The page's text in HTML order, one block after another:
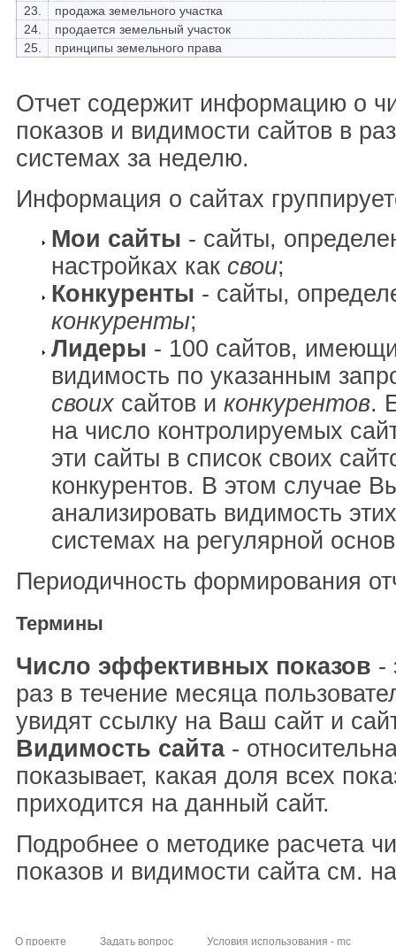
23.
продажа земельного участка
24.
продается земельный участок
25.
принципы земельного права
Отчет содержит информацию о
показов и видимости сайтов в
системах за неделю.
Информация о сайтах
Мои сайты - сайты,
настройках как свои;
Конкуренты - сайты,
конкуренты;
Лидеры - 100 сайтов,
видимость по указанным
своих сайтов и конкурентов.
на число контролируемых
эти сайты в список своих
конкурентов. В этом случае
анализировать видимость
системах на регулярной
Периодичность формирования
Термины
Число эффективных показов -
раз в течение месяца
увидят ссылку на Ваш сайт и
Видимость сайта-
показывает, какая доля всех
приходится на данный сайт.
Подробнее о методике расчета
показов и видимости сайта см.
О проекте Задать вопрос Условия использования - mc